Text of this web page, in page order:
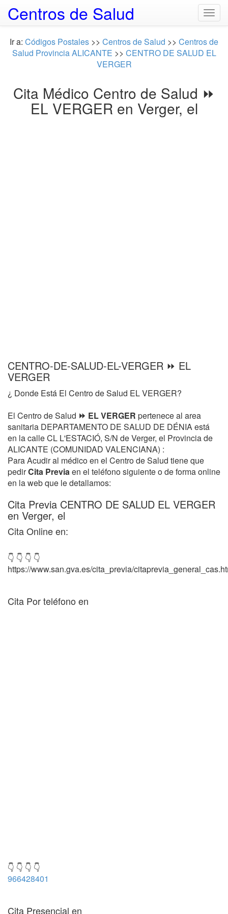
Centros de Salud
Ir a: Códigos Postales >> Centros de Salud >> Centros de
Salud Provincia ALICANTE >> CENTRO DE SALUD EL
VERGER
Cita Médico Centro de Salud ⏩
EL VERGER en Verger, el
CENTRO-DE-SALUD-EL-VERGER ⏩ EL
VERGER
¿ Donde Está El Centro de Salud EL VERGER?
El Centro de Salud ⏩ EL VERGER pertenece al area
sanitaria DEPARTAMENTO DE SALUD DE DÉNIA está
en la calle CL L'ESTACIÓ, S/N de Verger, el Provincia de
ALICANTE (COMUNIDAD VALENCIANA) :
Para Acudir al médico en el Centro de Salud tiene que
pedirCita Previaen el teléfono siguiente o de forma online
en la web que le detallamos:
Cita Previa CENTRO DE SALUD EL VERGER
en Verger, el
Cita Online en:
👇 👇 👇 👇
https://www.san.gva.es/cita_previa/
Cita Por teléfono en
👇 👇 👇 👇
966428401
Cita Presencial en